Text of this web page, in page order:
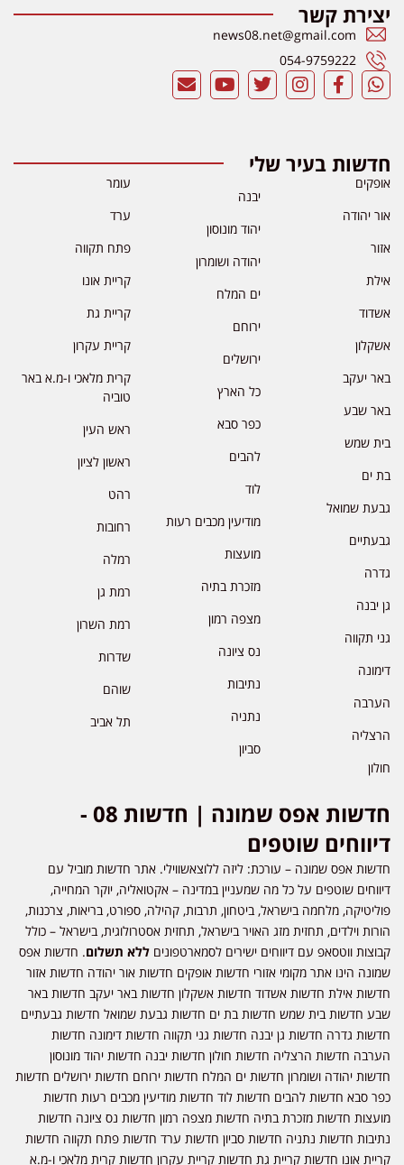
יצירת קשר
news08.net@gmail.com
054-9759222
חדשות בעיר שלי
אופקים
אור יהודה
אזור
אילת
אשדוד
אשקלון
באר יעקב
באר שבע
בית שמש
בת ים
גבעת שמואל
גבעתיים
גדרה
גן יבנה
גני תקווה
דימונה
הערבה
הרצליה
חולון
יבנה
יהוד מונוסון
יהודה ושומרון
ים המלח
ירוחם
ירושלים
כל הארץ
כפר סבא
להבים
לוד
מודיעין מכבים רעות
מועצות
מזכרת בתיה
מצפה רמון
נס ציונה
נתיבות
נתניה
סביון
עומר
ערד
פתח תקווה
קריית אונו
קריית גת
קריית עקרון
קרית מלאכי ו-מ.א באר
טוביה
ראש העין
ראשון לציון
רהט
רחובות
רמלה
רמת גן
רמת השרון
שדרות
שוהם
תל אביב
חדשות אפס שמונה | חדשות 08 -
דיווחים שוטפים
חדשות אפס שמונה – עורכת: ליזה ללוצאשווילי. אתר חדשות מוביל עם
דיווחים שוטפים על כל מה שמעניין במדינה – אקטואליה, יוקר המחייה,
פוליטיקה, מלחמה בישראל, ביטחון, תרבות, קהילה, ספורט, בריאות, צרכנות,
הורות וילדים, תחזית מזג האויר בישראל, תחזית אסטרולוגית, בישראל – כולל
קבוצות ווטסאפ עם דיווחים ישירים לסמארטפונים ללא תשלום. חדשות אפס
שמונה הינו אתר מקומי אזורי חדשות אופקים חדשות אור יהודה חדשות אזור
חדשות אילת חדשות אשדוד חדשות אשקלון חדשות באר יעקב חדשות באר
שבע חדשות בית שמש חדשות בת ים חדשות גבעת שמואל חדשות גבעתיים
חדשות גדרה חדשות גן יבנה חדשות גני תקווה חדשות דימונה חדשות
הערבה חדשות הרצליה חדשות חולון חדשות יבנה חדשות יהוד מונוסון
חדשות יהודה ושומרון חדשות ים המלח חדשות ירוחם חדשות ירושלים חדשות
כפר סבא חדשות להבים חדשות לוד חדשות מודיעין מכבים רעות חדשות
מועצות חדשות מזכרת בתיה חדשות מצפה רמון חדשות נס ציונה חדשות
נתיבות חדשות נתניה חדשות סביון חדשות ערד חדשות פתח תקווה חדשות
קריית אונו חדשות קריית גת חדשות קריית עקרון חדשות קרית מלאכי ו-מ.א